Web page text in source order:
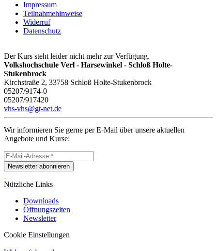
Impressum
Teilnahmehinweise
Widerruf
Datenschutz
Der Kurs steht leider nicht mehr zur Verfügung.
Volkshochschule Verl - Harsewinkel - Schloß Holte-
Stukenbrock
Kirchstraße 2, 33758 Schloß Holte-Stukenbrock
05207/9174-0
05207/917420
vhs-vhs@gt-net.de
Wir informieren Sie gerne per E-Mail über unsere aktuellen
Angebote und Kurse:
Newsletter abonnieren
Nützliche Links
Downloads
Öffnungszeiten
Newsletter
Cookie Einstellungen